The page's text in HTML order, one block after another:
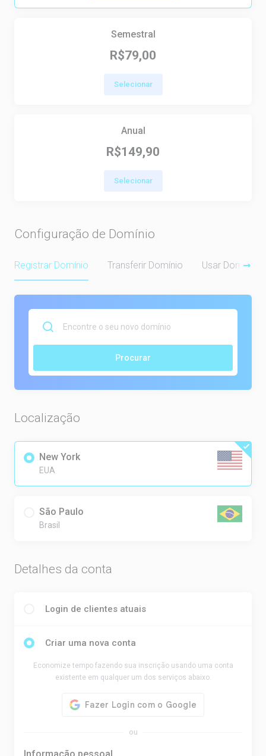
Semestral
R$79,00
Selecionar
Anual
R$149,90
Selecionar
Configuração de Domínio
Registrar Domínio Transferir Domínio Usar Domínio
Procurar
Localização
New York
EUA
São Paulo
Brasil
Detalhes da conta
Login de clientes atuais
Criar uma nova conta
Economize tempo fazendo sua inscrição usando uma conta
existente em qualquer um dos serviços abaixo.
ou